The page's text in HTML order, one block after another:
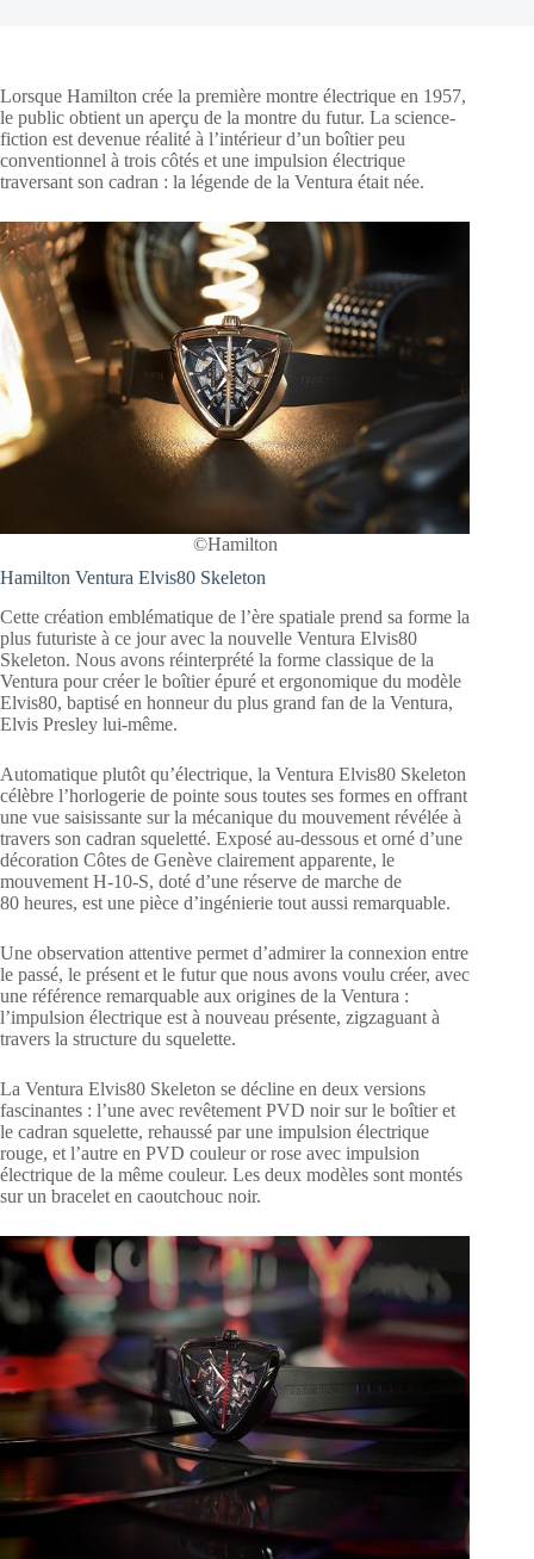
Lorsque Hamilton crée la première montre électrique en 1957,
le public obtient un aperçu de la montre du futur. La science-
fiction est devenue réalité à l’intérieur d’un boîtier peu
conventionnel à trois côtés et une impulsion électrique
traversant son cadran : la légende de la Ventura était née.
©Hamilton
Hamilton Ventura Elvis80 Skeleton
Cette création emblématique de l’ère spatiale prend sa forme la
plus futuriste à ce jour avec la nouvelle Ventura Elvis80
Skeleton. Nous avons réinterprété la forme classique de la
Ventura pour créer le boîtier épuré et ergonomique du modèle
Elvis80, baptisé en honneur du plus grand fan de la Ventura,
Elvis Presley lui-même.
Automatique plutôt qu’électrique, la Ventura Elvis80 Skeleton
célèbre l’horlogerie de pointe sous toutes ses formes en offrant
une vue saisissante sur la mécanique du mouvement révélée à
travers son cadran squeletté. Exposé au-dessous et orné d’une
décoration Côtes de Genève clairement apparente, le
mouvement H-10-S, doté d’une réserve de marche de
80 heures, est une pièce d’ingénierie tout aussi remarquable.
Une observation attentive permet d’admirer la connexion entre
le passé, le présent et le futur que nous avons voulu créer, avec
une référence remarquable aux origines de la Ventura :
l’impulsion électrique est à nouveau présente, zigzaguant à
travers la structure du squelette.
La Ventura Elvis80 Skeleton se décline en deux versions
fascinantes : l’une avec revêtement PVD noir sur le boîtier et
le cadran squelette, rehaussé par une impulsion électrique
rouge, et l’autre en PVD couleur or rose avec impulsion
électrique de la même couleur. Les deux modèles sont montés
sur un bracelet en caoutchouc noir.